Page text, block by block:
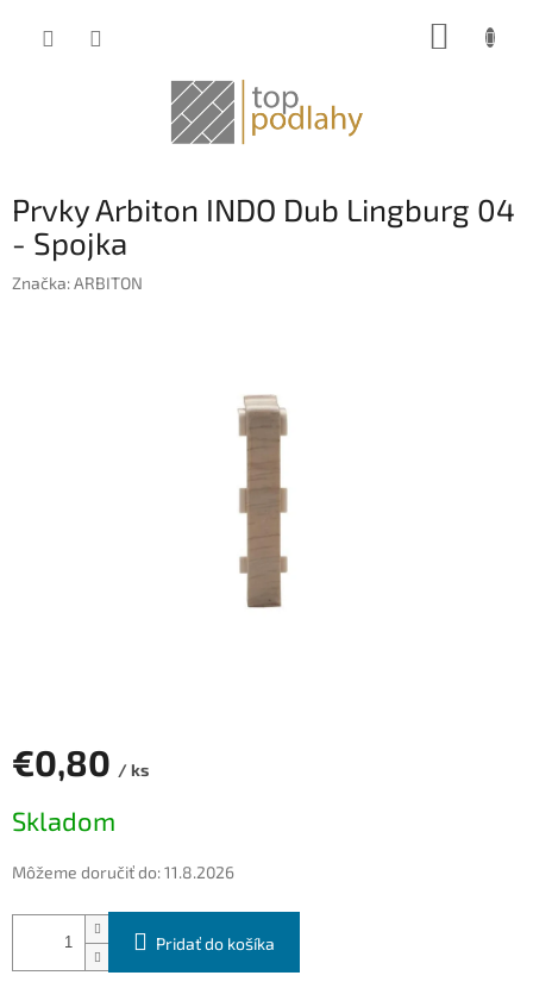
Prvky Arbiton INDO Dub Lingburg 04
- Spojka
Značka:ARBITON
€0,80 / ks
cena:
Skladom
Môžeme doručiť do:11.8.2026
Pridať do košíka